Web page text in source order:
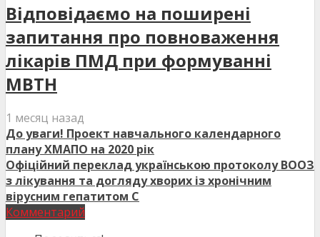
Відповідаємо на поширені
запитання про повноваження
лікарів ПМД при формуванні
МВТН
1 месяц назад
До уваги! Проект навчального календарного
плану ХМАПО на 2020 рік
Офіційний переклад українською протоколу ВООЗ
з лікування та догляду хворих із хронічним
вірусним гепатитом С
Комментарий